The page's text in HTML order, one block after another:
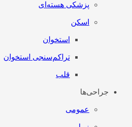
پزشکی هسته‌ای
اسکن
استخوان
تراکم‌سنجی استخوان
قلب
جراحی‌ها
عمومی